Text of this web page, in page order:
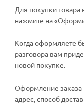
Для покупки товара
нажмите на
Когда оформляете
разговора вам
новой покупке.
Оформление заказа
адрес, способ